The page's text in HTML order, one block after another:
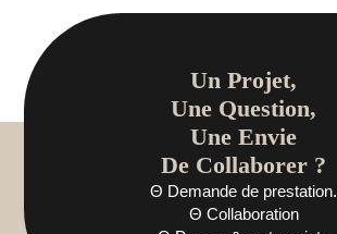
Un Projet,
Une Question,
Une Envie
De Collaborer ?
Θ Demande de prestation.
Θ Collaboration